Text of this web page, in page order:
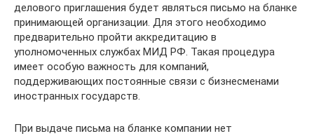
делового приглашения будет являться письмо на бланке
принимающей организации. Для этого необходимо
предварительно пройти аккредитацию в
уполномоченных службах МИД РФ. Такая процедура
имеет особую важность для компаний,
поддерживающих постоянные связи с бизнесменами
иностранных государств.
При выдаче письма на бланке компании нет